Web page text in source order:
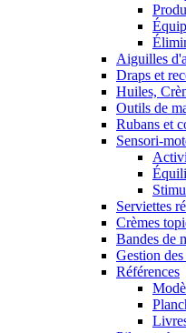
Aiguilles
Draps et
Huiles,
Outils de
Rubans et
Sensori-
Serviettes
Crèmes
Bandes de
Gestion
Références